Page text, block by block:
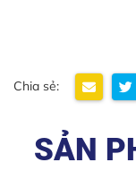
Chia sẻ:
SẢN